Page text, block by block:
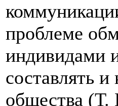
проблеме
индивидами
составлять
общества